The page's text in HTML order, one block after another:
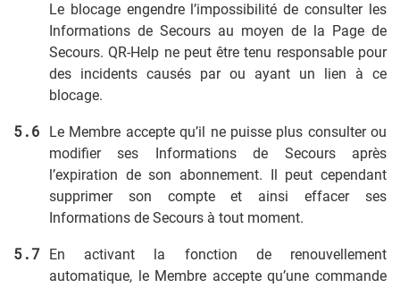
Le blocage engendre l’impossibilité de consulter les
Informations de Secours au moyen de la Page de
Secours. QR-Help ne peut être tenu responsable pour
des incidents causés par ou ayant un lien à ce
blocage.
Le Membre accepte qu’il ne puisse plus consulter ou
modifier ses Informations de Secours après
l’expiration de son abonnement. Il peut cependant
supprimer son compte et ainsi effacer ses
Informations de Secours à tout moment.
En activant la fonction de renouvellement
automatique, le Membre accepte qu’une commande